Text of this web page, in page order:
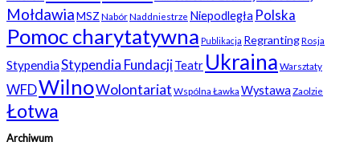
MołdawiaMSZ NabórNaddniestrze Niepodległa Polska
Pomoc charytatywna Publikacja RegrantingRosja
StypendiaStypendia FundacjiTeatr Ukraina Warsztaty
WFDWilnoWolontariat Wspólna Ławka Wystawa Zaolzie
Łotwa
Archiwum